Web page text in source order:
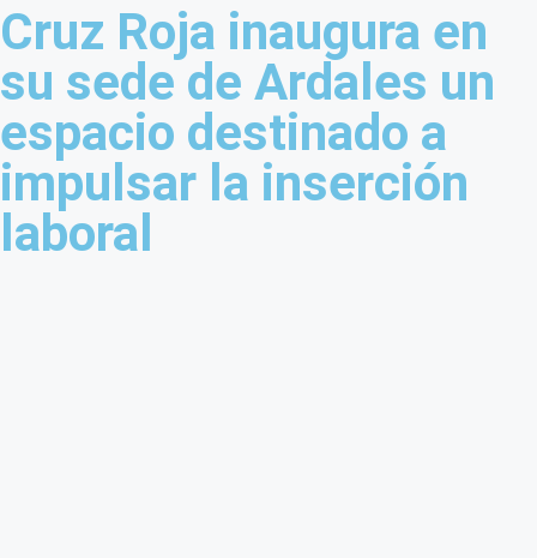
Cruz Roja inaugura en
su sede de Ardales un
espacio destinado a
impulsar la inserción
laboral